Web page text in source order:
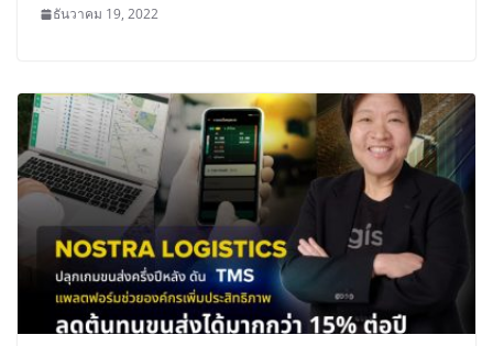
ธันวาคม 19, 2022